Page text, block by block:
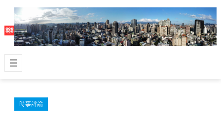
主
容
時事評論